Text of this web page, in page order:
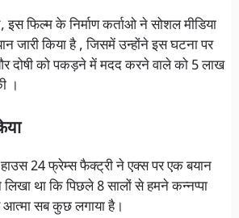
फिल्म के निर्माण कर्ताओ ने सोशल मीडिया
जारी किया है , जिसमें उन्होंने इस घटना पर
दोषी को पकड़ने में मदद करने वाले को 5 लाख
।
24 फ्रेम्स फैक्ट्री ने एक्स पर एक बयान
लिखा था कि पिछले 8 सालों से हमने कन्नप्पा
सब कुछ लगाया है।